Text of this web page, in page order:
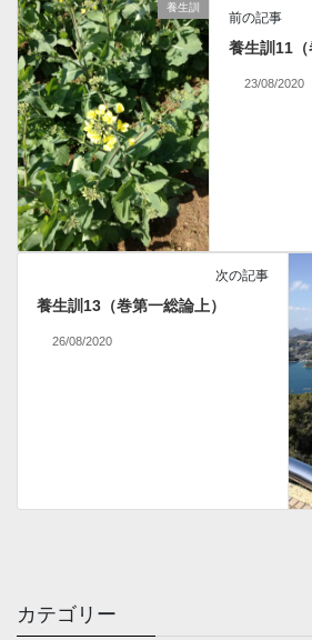
養生訓
前の記事
養生訓11（
23/08/2020
次の記事
養生訓13（巻第一総論上）
26/08/2020
カテゴリー